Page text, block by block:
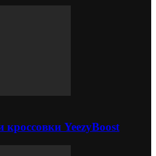
YeezyBoost